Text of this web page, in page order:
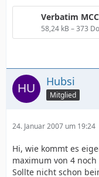
Verbatim
58,24 kB – 373
Hubsi
Mitglied
24. Januar 2007 um 19:24
Hi, wie kommt es
maximum von 4
Sollte nicht schon